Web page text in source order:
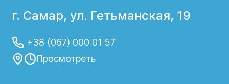
г. Самар, ул. Гетьманская, 19
+38 (067) 000 01 57
Просмотреть